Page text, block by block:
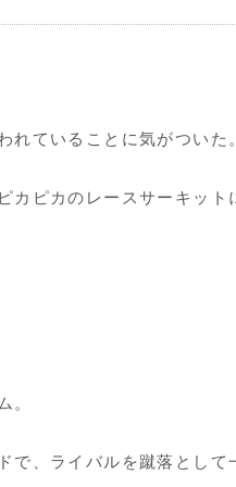
ていることに気がついた。
カピカのレースサーキット
。
で、ライバルを蹴落として